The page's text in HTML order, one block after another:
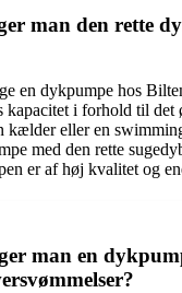
man den rette
en dykpumpe hos
kapacitet i forhold til det
kælder eller en
med den rette
er af høj kvalitet og
man en